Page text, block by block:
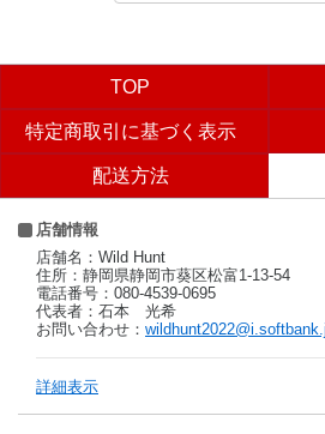
TOP
特定商取引に基づく表示
配送方法
店舗情報
店舗名：Wild Hunt
住所：静岡県静岡市葵区松富1-13-54
電話番号：080-4539-0695
代表者：石本 光希
お問い合わせ：
詳細表示